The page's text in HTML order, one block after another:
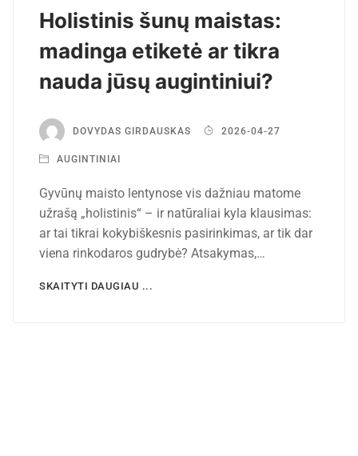
Holistinis šunų maistas:
madinga etiketė ar tikra
nauda jūsų augintiniui?
DOVYDAS GIRDAUSKAS 2026-04-27
AUGINTINIAI
Gyvūnų maisto lentynose vis dažniau matome
užrašą „holistinis“ – ir natūraliai kyla klausimas:
ar tai tikrai kokybiškesnis pasirinkimas, ar tik dar
viena rinkodaros gudrybė? Atsakymas,…
SKAITYTI DAUGIAU ...